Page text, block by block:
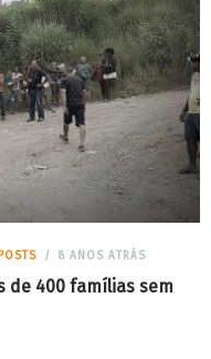
POSTS 8 ANOS ATRÁS
de 400 famílias sem